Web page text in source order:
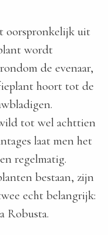
oorspronkelijk uit
wordt
de evenaar,
hoort tot de
tot wel achttien
laat men het
regelmatig.
bestaan, zijn
echt belangrijk:
Robusta.